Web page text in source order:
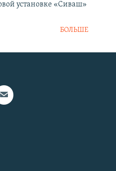
установке «Сиваш»
БОЛЬШЕ